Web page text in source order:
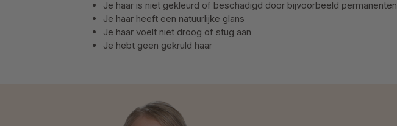
Je haar is niet gekleurd of beschadigd door bijvoorbeeld permanenten
Je haar heeft een natuurlijke glans
Je haar voelt niet droog of stug aan
Je hebt geen gekruld haar